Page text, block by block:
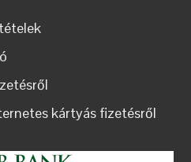
kártyás fizetésről